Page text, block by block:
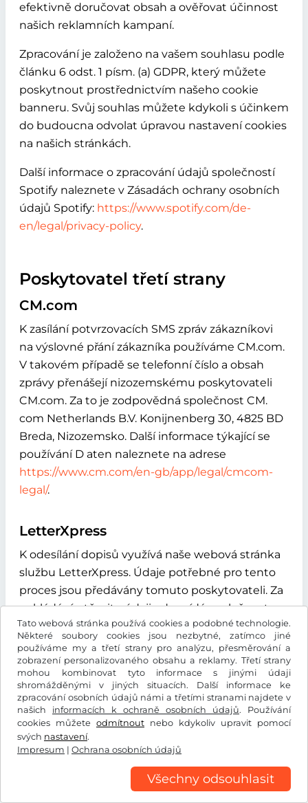
Tato webová stránka používá cookies a podobné technologie.
Některé soubory cookies jsou nezbytné, zatímco jiné
používáme my a třetí strany pro analýzu, přesměrování a
zobrazení personalizovaného obsahu a reklamy. Třetí strany
mohou kombinovat tyto informace s jinými údaji
shromážděnými v jiných situacích. Další informace ke
zpracování osobních údajů námi a třetími stranami najdete v
našich informacích k ochraně osobních údajů. Používání
cookies můžete odmítnout nebo kdykoliv upravit pomocí
svých nastavení.
Impresum | Ochrana osobních údajů
Všechny odsouhlasit
efektivně doručovat obsah a ověřovat účinnost
našich reklamních kampaní.
Zpracování je založeno na vašem souhlasu podle
článku 6 odst. 1 písm. (a) GDPR, který můžete
poskytnout prostřednictvím našeho cookie
banneru. Svůj souhlas můžete kdykoli s účinkem
do budoucna odvolat úpravou nastavení cookies
na našich stránkách.
Další informace o zpracování údajů společností
Spotify naleznete v Zásadách ochrany osobních
údajů Spotify: https://www.spotify.com/de-
en/legal/privacy-policy.
Poskytovatel třetí strany
CM.com
K zasílání potvrzovacích SMS zpráv zákazníkovi
na výslovné přání zákazníka používáme CM.com.
V takovém případě se telefonní číslo a obsah
zprávy přenášejí nizozemskému poskytovateli
CM.com. Za to je zodpovědná společnost CM.
com Netherlands B.V. Konijnenberg 30, 4825 BD
Breda, Nizozemsko. Další informace týkající se
používání D aten naleznete na adrese
https://www.cm.com/en-gb/app/legal/cmcom-
legal/.
LetterXpress
K odesílání dopisů využívá naše webová stránka
službu LetterXpress. Údaje potřebné pro tento
proces jsou předávány tomuto poskytovateli. Za
nakládání s těmito údaji odpovídá společnost
A&O Fischer GmbH & Co KG, Maybachstraße 9,
21423 Winsen (Luhe), Německo. Další informace
najdete na této adrese:
https://www.letterxpress.de/ueber-
uns/datenschutz.
Státní Fond Dopravní Infrastruktury
známku pro vozidla registrovaná v České